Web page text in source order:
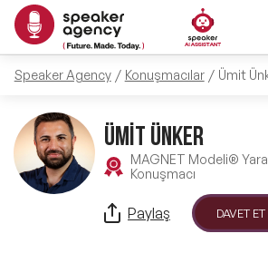
KONUŞMACILAR
Yerel Konuşmacılar
Global Konuşmacılar
Exclusive Konuşmacılar
KONULAR
Öne Çıkan Konular
ÇÖZÜMLER
Speaker Agency Konuşmacılar Ümit
ÜMİT ÜNKER
MAGNET Modeli®
Konuşmacı
Paylaş DAVET ET